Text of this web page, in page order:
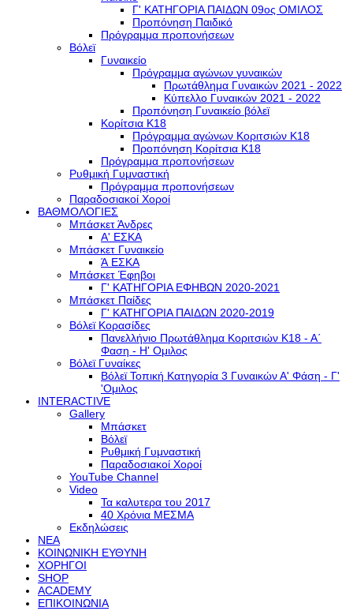
Γ' ΚΑΤΗΓΟΡΙΑ ΠΑΙΔΩΝ 09ος ΟΜΙΛΟΣ
Προπόνηση Παιδικό
Πρόγραμμα προπονήσεων
Βόλεϊ
Γυναικείο
Πρόγραμμα αγώνων γυναικών
Πρωτάθλημα Γυναικών 2021 - 2022
Κύπελλο Γυναικών 2021 - 2022
Προπόνηση Γυναικείο βόλεϊ
Κορίτσια Κ18
Πρόγραμμα αγώνων Κοριτσιών Κ18
Προπόνηση Κορίτσια Κ18
Πρόγραμμα προπονήσεων
Ρυθμική Γυμναστική
Πρόγραμμα προπονήσεων
Παραδοσιακοί Χοροί
ΒΑΘΜΟΛΟΓΙΕΣ
Μπάσκετ Άνδρες
Α' ΕΣΚΑ
Μπάσκετ Γυναικείο
Ά ΕΣΚΑ
Μπάσκετ Έφηβοι
Γ' ΚΑΤΗΓΟΡΙΑ ΕΦΗΒΩΝ 2020-2021
Μπάσκετ Παίδες
Γ' ΚΑΤΗΓΟΡΙΑ ΠΑΙΔΩΝ 2020-2019
Βόλεϊ Κορασίδες
Πανελλήνιο Πρωτάθλημα Κοριτσιών Κ18 - Α΄
Φαση - H' Ομιλος
Βόλεϊ Γυναίκες
Βόλεϊ Τοπική Κατηγορία 3 Γυναικών Α' Φάση - Γ'
'Ομιλος
INTERACTIVE
Gallery
Μπάσκετ
Βόλεϊ
Ρυθμική Γυμναστική
Παραδοσιακοί Χοροί
YouTube Channel
Video
Τα καλυτερα του 2017
40 Χρόνια ΜΕΣΜΑ
Εκδηλώσεις
ΝΕΑ
ΚΟΙΝΩΝΙΚΗ ΕΥΘΥΝΗ
ΧΟΡΗΓΟΙ
SHOP
ACADEMY
ΕΠΙΚΟΙΝΩΝΙΑ